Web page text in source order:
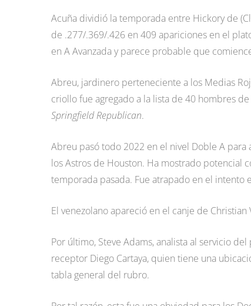
Acuña dividió la temporada entre Hickory de
de .277/.369/.426 en 409 apariciones en el
en A Avanzada y parece probable que
Abreu, jardinero perteneciente a los Medias
criollo fue agregado a la lista de 40 hombres
Springfield Republican.
Abreu pasó todo 2022 en el nivel Doble A
los Astros de Houston. Ha mostrado potencial
temporada pasada. Fue atrapado en el intento
El venezolano apareció en el canje de
Por último, Steve Adams, analista al servicio del
receptor Diego Cartaya, quien tiene una
tabla general del rubro.